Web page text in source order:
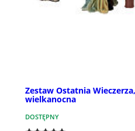
Zestaw Ostatnia
wielkanocna
DOSTĘPNY